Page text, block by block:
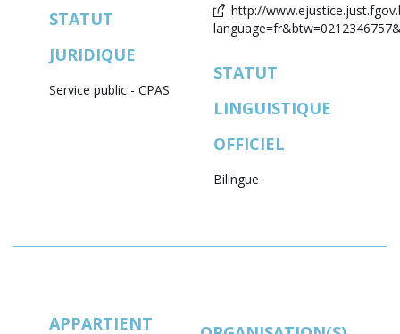
STATUT
JURIDIQUE
Service public - CPAS
http://
STATUT
LINGUISTIQUE
OFFICIEL
Bilingue
APPARTIENT